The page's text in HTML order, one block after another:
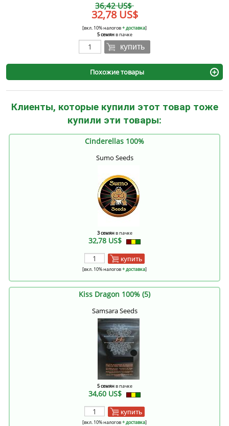
36,42 US$
32,78 US$
[вкл. 10% налогов+ доставка]
5 семянв пачке
купить
Похожие товары
Клиенты, которые купили этот товар тоже
купили эти товары:
Cinderellas 100%
Sumo Seeds
3 семянв пачке
32,78 US$
купить
[вкл. 10% налогов+ доставка]
Kiss Dragon 100% (5)
Samsara Seeds
5 семянв пачке
34,60 US$
купить
[вкл. 10% налогов+ доставка]